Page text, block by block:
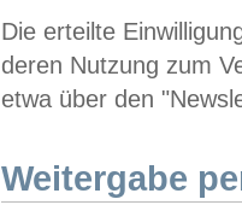
Die erteilte
deren Nutzung zum
etwa über den
Weitergabe